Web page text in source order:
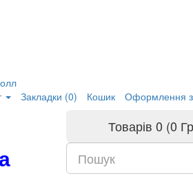
Закладки (0) Кошик Оформлення
Товарів 0 (0